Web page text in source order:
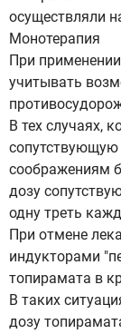
осуществляли
Монотерапия
При
учитывать
В тех случаях,
соображениям
дозу
одну треть
При отмене
индукторами
топирамата в
В таких
дозу